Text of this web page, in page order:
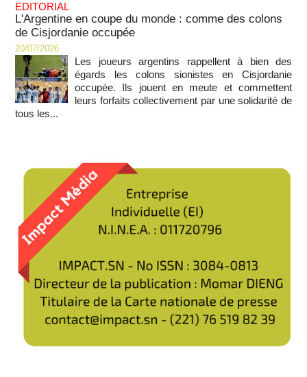
EDITORIAL
L'Argentine en coupe du monde : comme des colons
de Cisjordanie occupée
20/07/2026
Les joueurs argentins rappellent à bien des
égards les colons sionistes en Cisjordanie
occupée. Ils jouent en meute et commettent
leurs forfaits collectivement par une solidarité de
tous les...